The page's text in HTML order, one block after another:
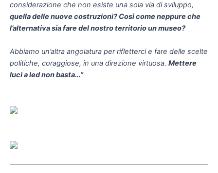
considerazione che non esiste una sola via di sviluppo,
quella delle nuove costruzioni? Così come neppure che
l’alternativa sia fare del nostro territorio un museo?
Abbiamo un’altra angolatura per rifletterci e fare delle scelte
politiche, coraggiose, in una direzione virtuosa. Mettere
luci a led non basta…”